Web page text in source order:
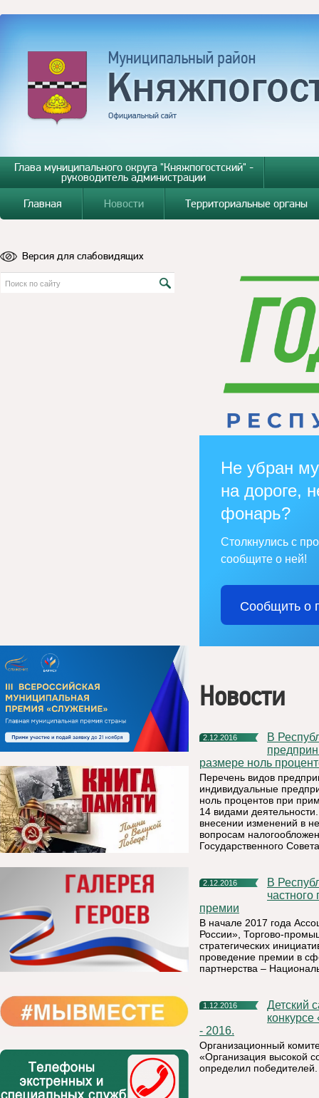
Глава муниципального округа "Княжпогостский" -
руководитель администрации
Главная
Новости Территориальные органы
Версия для слабовидящих
Не убран
на дороге,
фонарь?
Столкнулись с
сообщите о ней!
Сообщить о
Новости
2.12.2016
В Республике Коми расширен перечень видов
размере ноль
Перечень видов
индивидуальные
ноль процентов при
14 видами
внесении изменений в
вопросам
Государственного
2.12.2016
В Республике Коми инвесторов в сфере государственно-
премии
В начале 2017 года
России», Торгово-
стратегических
проведение премии в
партнерства –
1.12.2016
Детский сад №9 г. Емва стал лучшим в республиканском
- 2016.
Организационный
«Организация высокой
определил победителей.